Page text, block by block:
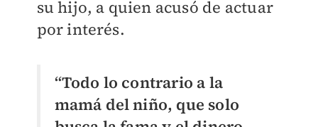
su hijo, a quien acusó de actuar
por interés.
“Todo lo contrario a la
mamá del niño, que solo